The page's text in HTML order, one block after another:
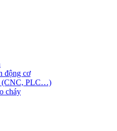
động cơ
(CNC, PLC…)
cháy